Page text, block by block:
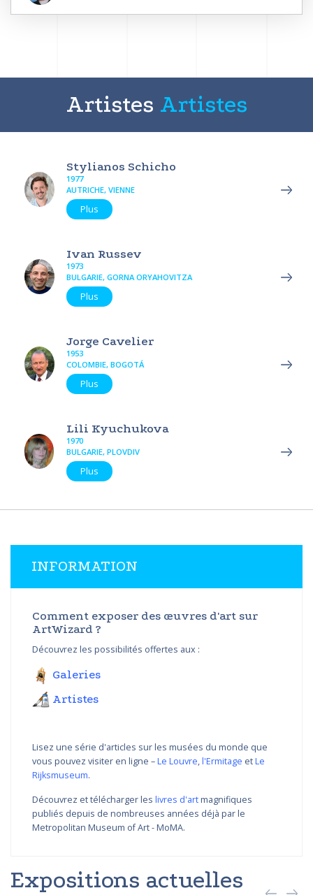
Artistes Artistes
Stylianos Schicho
1977
AUTRICHE, VIENNE
Plus
Ivan Russev
1973
BULGARIE, GORNA ORYAHOVITZA
Plus
Jorge Cavelier
1953
COLOMBIE, BOGOTÁ
Plus
Lili Kyuchukova
1970
BULGARIE, PLOVDIV
Plus
INFORMATION
Comment exposer des œuvres d'art sur
ArtWizard ?
Découvrez les possibilités offertes aux :
Galeries
Artistes
Lisez une série d'articles sur les musées du monde que
vous pouvez visiter en ligne –Le Louvre,l'Ermitage etLe
Rijksmuseum.
Découvrez et télécharger les livres d'artmagnifiques
publiés depuis de nombreuses années déjà par le
Metropolitan Museum of Art - MoMA.
Expositions actuelles